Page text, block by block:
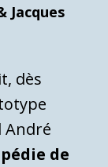
Jacques
dès
André
de